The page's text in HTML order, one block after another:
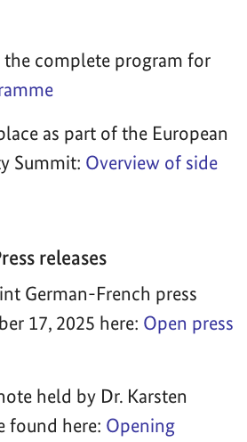
the complete program for
as part of the European
Summit: Overview of side
releases
German-French press
17, 2025 here: Open press
held by Dr. Karsten
found here: Opening